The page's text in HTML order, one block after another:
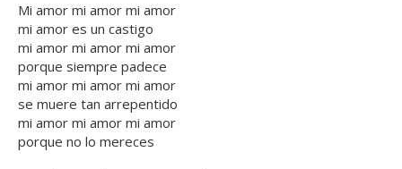
Mi amor mi amor mi amor
mi amor es un castigo
mi amor mi amor mi amor
porque siempre padece
mi amor mi amor mi amor
se muere tan arrepentido
mi amor mi amor mi amor
porque no lo mereces